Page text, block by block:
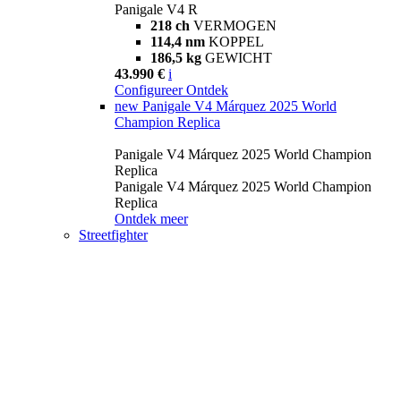
Panigale V4 R
218 ch VERMOGEN
114,4 nm KOPPEL
186,5 kg GEWICHT
43.990 € i
Configureer Ontdek
new Panigale V4 Márquez 2025 World
Champion Replica
Panigale V4 Márquez 2025 World Champion
Replica
Panigale V4 Márquez 2025 World Champion
Replica
Ontdek meer
Streetfighter